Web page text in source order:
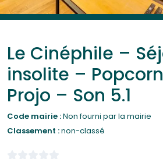
Le Cinéphile –
insolite –
Projo – Son 5.1
Code mairie :Non fourni par la mairie
Classement :non-classé